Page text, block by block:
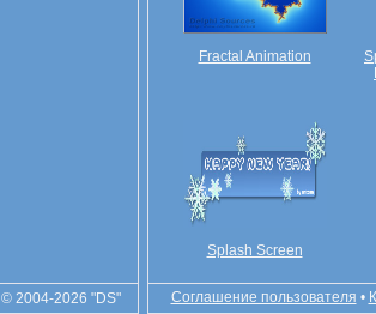
Fractal Animation
Splash Screen
© 2004-2026 "DS" Соглашение пользователя •